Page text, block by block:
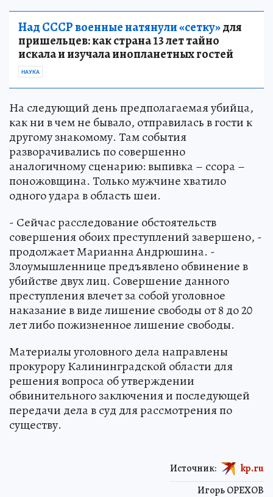
Над СССР военные натянули «сетку»для
пришельцев: как страна 13 лет тайно
искала и изучала инопланетных гостей
НАУКА
На следующий день предполагаемая убийца,
как ни в чем не бывало, отправилась в гости к
другому знакомому. Там события
разворачивались по совершенно
аналогичному сценарию: выпивка – ссора –
поножовщина. Только мужчине хватило
одного удара в область шеи.
- Сейчас расследование обстоятельств
совершения обоих преступлений завершено, -
продолжает Марианна Андрюшина. -
Злоумышленнице предъявлено обвинение в
убийстве двух лиц. Совершение данного
преступления влечет за собой уголовное
наказание в виде лишение свободы от 8 до 20
лет либо пожизненное лишение свободы.
Материалы уголовного дела направлены
прокурору Калининградской области для
решения вопроса об утверждении
обвинительного заключения и последующей
передачи дела в суд для рассмотрения по
существу.
Игорь ОРЕХОВ
Источник: kp.ru